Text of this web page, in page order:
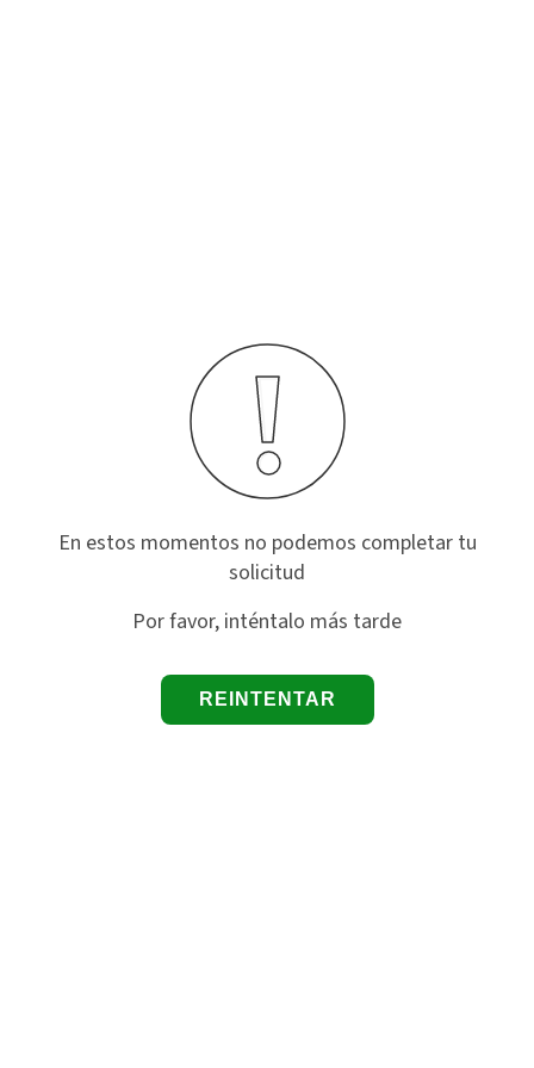
En estos momentos no podemos completar tu
solicitud
Por favor, inténtalo más tarde
REINTENTAR